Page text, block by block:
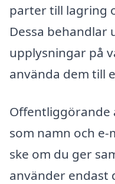
parter till lagring
Dessa behandlar
upplysningar på
använda dem till
Offentliggörande
som namn och e-
ske om du ger
använder endast